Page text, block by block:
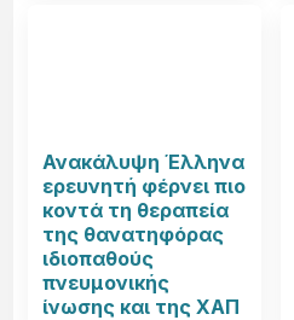
Ανακάλυψη Έλληνα
ερευνητή φέρνει πιο
κοντά τη θεραπεία
της θανατηφόρας
ιδιοπαθούς
πνευμονικής
ίνωσης και της ΧΑΠ